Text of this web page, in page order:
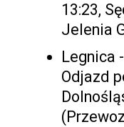
13:23,
Jelenia
Legnica
Odjazd